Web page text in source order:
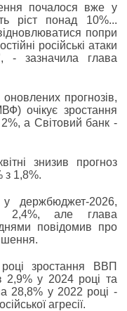
почалося вже у
ріст понад 10%...
попри
російські атаки
- зазначила глава
прогнозів,
очікує зростання
а Світовий банк -
знизив прогноз
з 1,8%.
держбюджет-2026,
2,4%, але глава
повідомив про
зростання ВВП
2,9% у 2024 році та
28,8% у 2022 році -
агресії.